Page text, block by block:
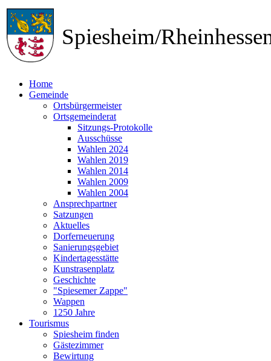
Spiesheim/
Home
Gemeinde
Ortsbürgermeister
Ortsgemeinderat
Sitzungs-Protokolle
Ausschüsse
Wahlen 2024
Wahlen 2019
Wahlen 2014
Wahlen 2009
Wahlen 2004
Ansprechpartner
Satzungen
Aktuelles
Dorferneuerung
Sanierungsgebiet
Kindertagesstätte
Kunstrasenplatz
Geschichte
"Spiesemer Zappe"
Wappen
1250 Jahre
Tourismus
Spiesheim finden
Gästezimmer
Bewirtung